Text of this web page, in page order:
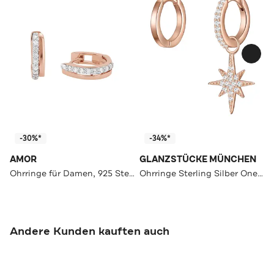
-30%*
AMOR
Ohrringe für Damen, 925 Sterling Silber, Zirkonia synth. Roségold
-34%*
GLANZSTÜCKE MÜNCHEN
Ohrringe Sterling Silber OneColor
Andere Kunden kauften auch